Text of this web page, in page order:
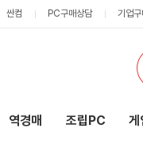
싼컴 PC구매상담 기업
역경매 조립PC 게